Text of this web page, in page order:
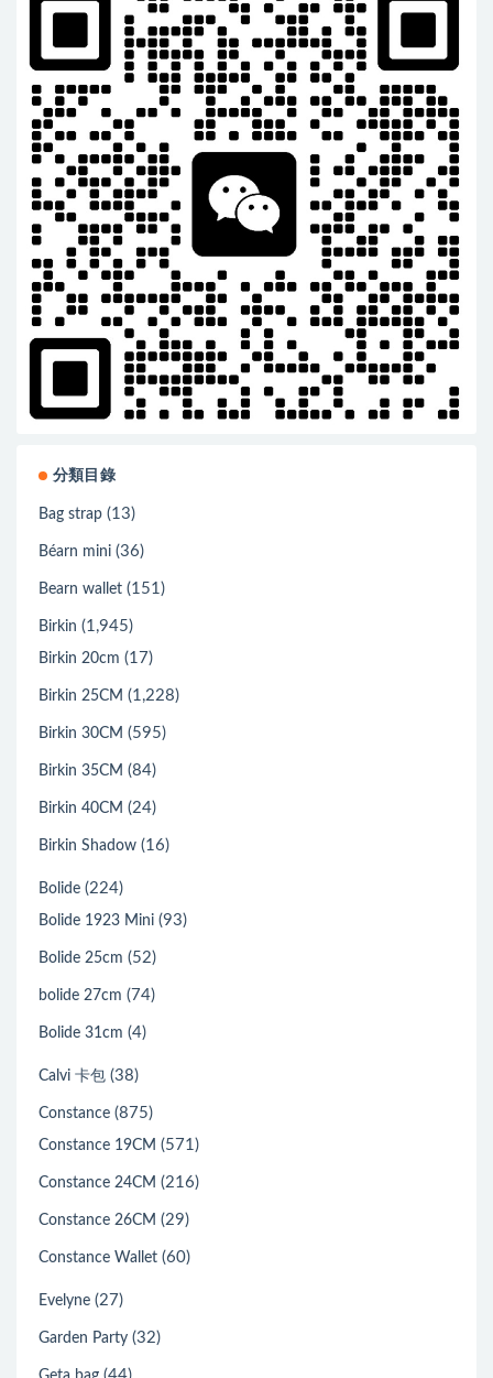
分類目錄
Bag strap (13)
Béarn mini (36)
Bearn wallet (151)
Birkin (1,945)
Birkin 20cm (17)
Birkin 25CM (1,228)
Birkin 30CM (595)
Birkin 35CM (84)
Birkin 40CM (24)
Birkin Shadow (16)
Bolide (224)
Bolide 1923 Mini (93)
Bolide 25cm (52)
bolide 27cm (74)
Bolide 31cm (4)
Calvi 卡包 (38)
Constance (875)
Constance 19CM (571)
Constance 24CM (216)
Constance 26CM (29)
Constance Wallet (60)
Evelyne (27)
Garden Party (32)